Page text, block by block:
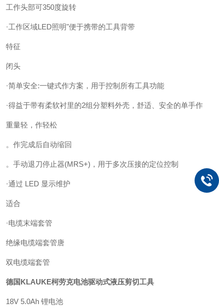
工作头部可350度旋转
·工作区域LED照明"便于携带的工具背带
特征
闭头
·简单安全:一键式作方案，用于控制所有工具功能
·得益于带有柔软衬里的2组分塑料外壳，舒适、安全的单手作
重量轻，作轻松
。作完成后自动缩回
。手动退刀停止器(MRS+)，用于多次压接的定位控制
·通过 LED 显示维护
适合
·电缆末端套管
绝缘电缆端套管唐
双电缆端套管
德国KLAUKE柯劳克电池驱动式液压剪切工具
18V 5.0Ah 锂电池